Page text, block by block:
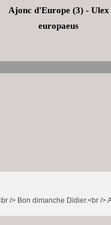
Ajonc d'Europe (3) - Ulex
europaeus
/> Bon dimanche Didier.<br />